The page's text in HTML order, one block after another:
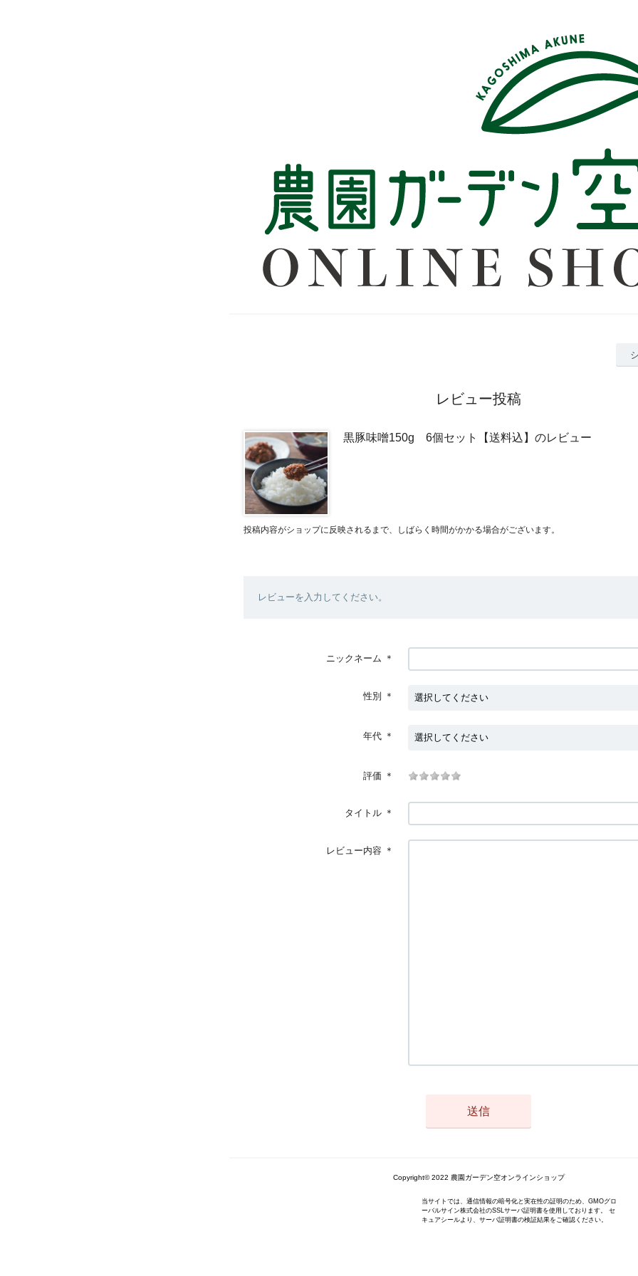
レビュー投稿
黒豚味噌150g 6個セット【送料込】のレビュー
投稿内容がショップに反映されるまで、しばらく時間がかかる場合がございます。
レビューを入力してください。
ニックネーム ＊
性別 ＊
年代 ＊
評価 ＊
タイトル ＊
レビュー内容 ＊
Copyright© 2022 農園ガーデン空オンラインショップ
当サイトでは、通信情報の暗号化と実在性の証明のため、GMOグロ
ーバルサイン株式会社のSSLサーバ証明書を使用しております。 セ
キュアシールより、サーバ証明書の検証結果をご確認ください。